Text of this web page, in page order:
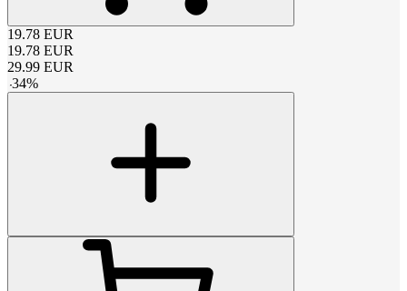
19.78 EUR
19.78 EUR
29.99 EUR
-34%